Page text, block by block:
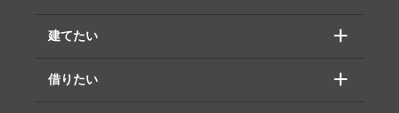
建てたい
借りたい